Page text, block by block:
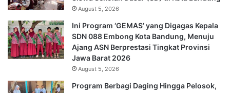
August 5, 2026
Ini Program ‘GEMAS’ yang Digagas Kepala
SDN 088 Embong Kota Bandung, Menuju
Ajang ASN Berprestasi Tingkat Provinsi
Jawa Barat 2026
August 5, 2026
Program Berbagi Daging Hingga Pelosok,